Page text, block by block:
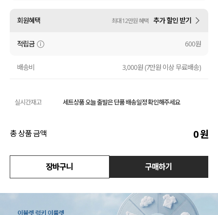
액티브
아우터
코디템
FIT ZOOM
회원혜택 최대 12만원 혜택 추가 할인 받기
적립금 600원
배송비 3,000원 (7만원 이상 무료배송)
실시간재고 세트상품 오늘 출발은 단품 배송일정 확인해주세요
총 상품 금액 0원
장바구니 구매하기